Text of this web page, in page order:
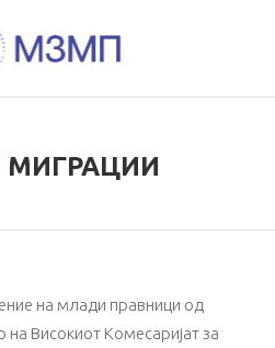
МИГРАЦИИ
на млади правници од
на Високиот Комесаријат за